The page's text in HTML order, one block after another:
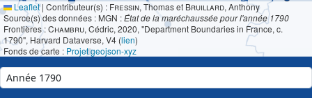
Leaflet | Contributeur(s) : Fressin, Thomas et Bruillard, Anthony
Source(s) des données : MGN :État de la maréchaussée pour l'année 1790
Frontières :Chambru, Cédric, 2020, "Department Boundaries in France, c.
1790", Harvard Dataverse, V4 (lien)
Fonds de carte : Projet geojson-xyz